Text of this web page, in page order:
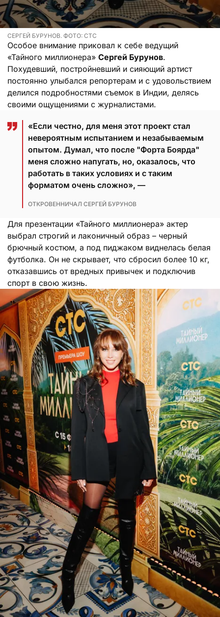
СЕРГЕЙ БУРУНОВ. ФОТО: СТС
Особое внимание приковал к себе ведущий
«Тайного миллионера» Сергей Бурунов.
Похудевший, постройневший и сияющий артист
постоянно улыбался репортерам и с удовольствием
делился подробностями съемок в Индии, делясь
своими ощущениями с журналистами.
«Если честно, для меня этот проект стал
невероятным испытанием и незабываемым
опытом. Думал, что после "Форта Боярда"
меня сложно напугать, но, оказалось, что
работать в таких условиях и с таким
форматом очень сложно», —
ОТКРОВЕННИЧАЛ СЕРГЕЙ БУРУНОВ
Для презентации «Тайного миллионера» актер
выбрал строгий и лаконичный образ – черный
брючный костюм, а под пиджаком виднелась белая
футболка. Он не скрывает, что сбросил более 10 кг,
отказавшись от вредных привычек и подключив
спорт в свою жизнь.